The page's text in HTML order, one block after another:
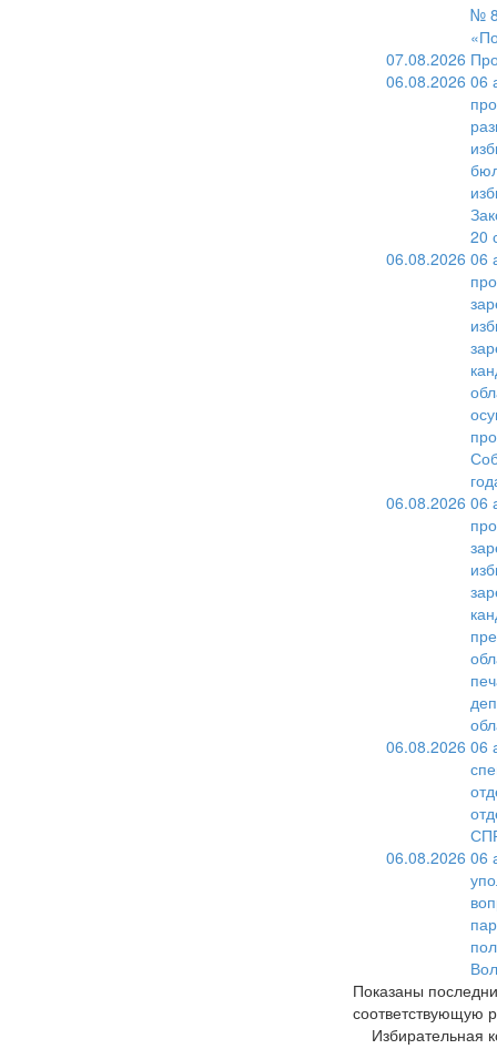
№
07.08.2026
06.08.2026 06
20
06.08.2026 06
06.08.2026 06
06.08.2026 06
06.08.2026 06
Показаны
соответствующую
Избирательная